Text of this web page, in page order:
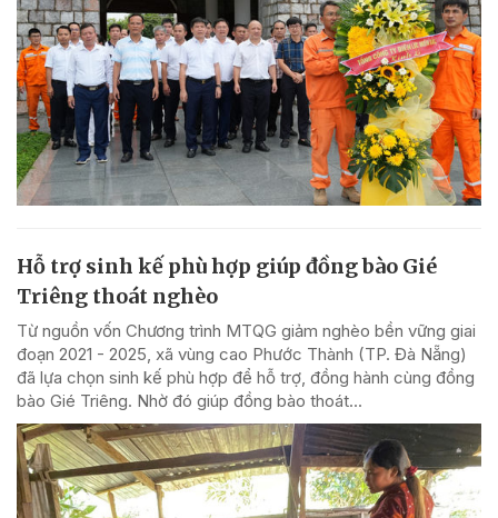
Hỗ trợ sinh kế phù hợp giúp đồng bào Gié
Triêng thoát nghèo
Từ nguồn vốn Chương trình MTQG giảm nghèo bền vững giai
đoạn 2021 - 2025, xã vùng cao Phước Thành (TP. Đà Nẵng)
đã lựa chọn sinh kế phù hợp để hỗ trợ, đồng hành cùng đồng
bào Gié Triêng. Nhờ đó giúp đồng bào thoát...